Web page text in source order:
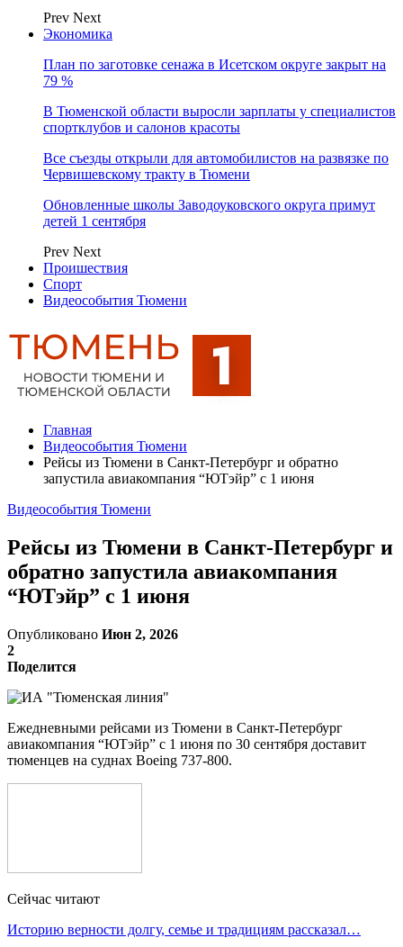
Prev Next
Экономика
План по заготовке сенажа в Исетском округе закрыт на
79 %
В Тюменской области выросли зарплаты у специалистов
спортклубов и салонов красоты
Все съезды открыли для автомобилистов на развязке по
Червишевскому тракту в Тюмени
Обновленные школы Заводоуковского округа примут
детей 1 сентября
Prev Next
Проишествия
Спорт
Видеособытия Тюмени
Главная
Видеособытия Тюмени
Рейсы из Тюмени в Санкт-Петербург и обратно
запустила авиакомпания “ЮТэйр” с 1 июня
Видеособытия Тюмени
Рейсы из Тюмени в Санкт-Петербург и
обратно запустила авиакомпания
“ЮТэйр” с 1 июня
Опубликовано Июн 2, 2026
2
Поделится
Ежедневными рейсами из Тюмени в Санкт-Петербург
авиакомпания “ЮТэйр” с 1 июня по 30 сентября доставит
тюменцев на суднах Boeing 737-800.
Сейчас читают
Историю верности долгу, семье и традициям рассказал…